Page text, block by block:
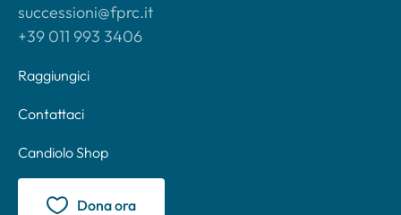
successioni@fprc.it
+39 011 993 3406
Raggiungici
Contattaci
Candiolo Shop
Dona ora